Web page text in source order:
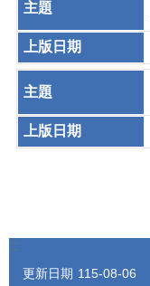
:::
更新日期 115-08-06